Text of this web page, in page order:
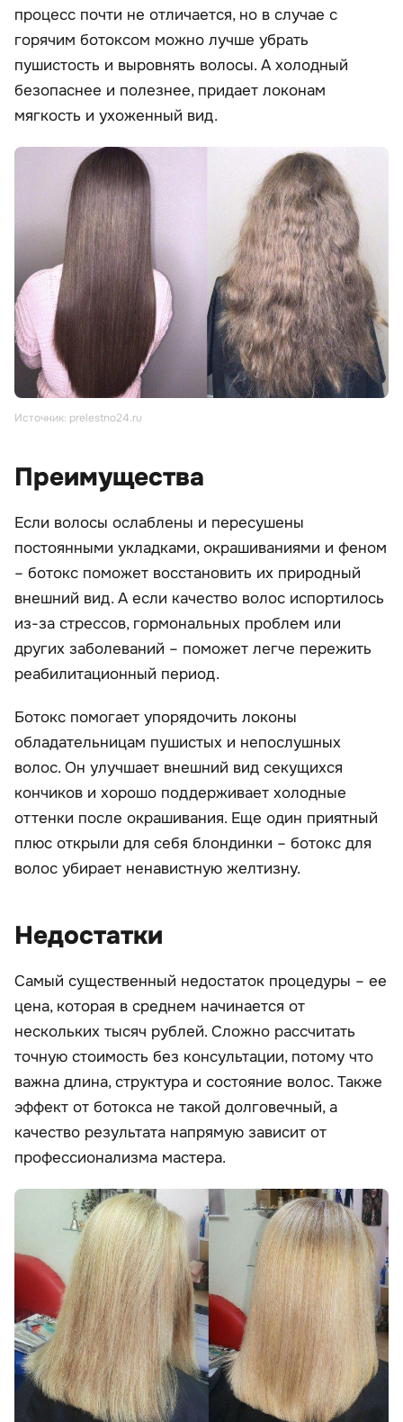
процесс почти не отличается, но в случае с
горячим ботоксом можно лучше убрать
пушистость и выровнять волосы. А холодный
безопаснее и полезнее, придает локонам
мягкость и ухоженный вид.
Источник: prelestno24.ru
Преимущества
Если волосы ослаблены и пересушены
постоянными укладками, окрашиваниями и феном
– ботокс поможет восстановить их природный
внешний вид. А если качество волос испортилось
из-за стрессов, гормональных проблем или
других заболеваний – поможет легче пережить
реабилитационный период.
Ботокс помогает упорядочить локоны
обладательницам пушистых и непослушных
волос. Он улучшает внешний вид секущихся
кончиков и хорошо поддерживает холодные
оттенки после окрашивания. Еще один приятный
плюс открыли для себя блондинки – ботокс для
волос убирает ненавистную желтизну.
Недостатки
Самый существенный недостаток процедуры – ее
цена, которая в среднем начинается от
нескольких тысяч рублей. Сложно рассчитать
точную стоимость без консультации, потому что
важна длина, структура и состояние волос. Также
эффект от ботокса не такой долговечный, а
качество результата напрямую зависит от
профессионализма мастера.